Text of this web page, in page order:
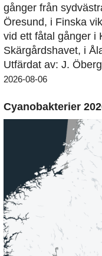
gånger från
Öresund, i Finska
vid ett fåtal gånger i
Skärgårdshavet, i
Utfärdat av: J. Öberg
2026-08-06
Cyanobakterier